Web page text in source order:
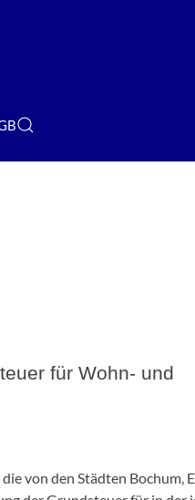
für Wohn- und
von den Städten Bochum,